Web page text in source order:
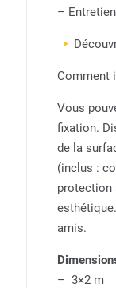
–
Comment
Vous
fixation.
de la
(inclus :
protection
amis.
– 3×2 m